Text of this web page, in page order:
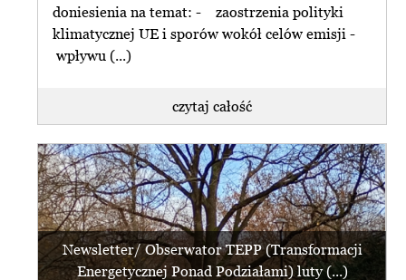
doniesienia na temat: - zaostrzenia polityki
klimatycznej UE i sporów wokół celów emisji -
wpływu (...)
czytaj całość
Newsletter/ Obserwator TEPP (Transformacji
Energetycznej Ponad Podziałami) luty (...)